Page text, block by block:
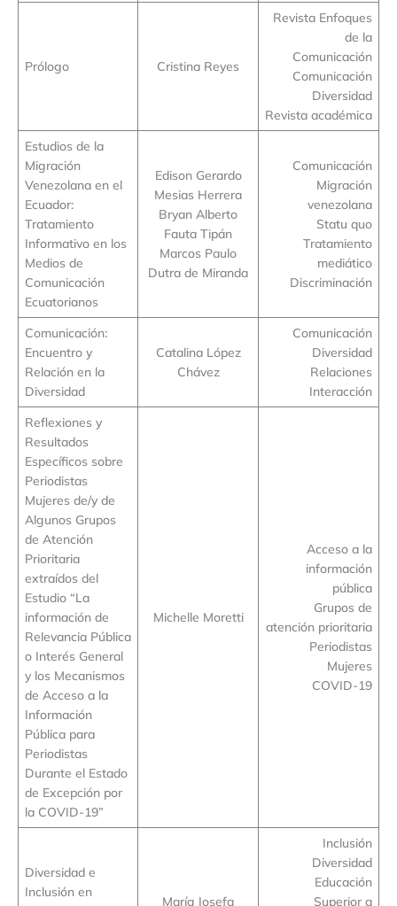
Prólogo Cristina Reyes
Revista Enfoques
de la
Comunicación
Comunicación
Diversidad
Revista académica
Estudios de la
Migración
Venezolana en el
Ecuador:
Tratamiento
Informativo en los
Medios de
Comunicación
Ecuatorianos
Edison Gerardo
Mesias Herrera
Bryan Alberto
Fauta Tipán
Marcos Paulo
Dutra de Miranda
Comunicación
Migración
venezolana
Statu quo
Tratamiento
mediático
Discriminación
Comunicación:
Encuentro y
Relación en la
Diversidad
Catalina López
Chávez
Comunicación
Diversidad
Relaciones
Interacción
Reflexiones y
Resultados
Específicos sobre
Periodistas
Mujeres de/y de
Algunos Grupos
de Atención
Prioritaria
extraídos del
Estudio “La
información de
Relevancia Pública
o Interés General
y los Mecanismos
de Acceso a la
Información
Pública para
Periodistas
Durante el Estado
de Excepción por
la COVID-19”
Michelle Moretti
Acceso a la
información
pública
Grupos de
atención prioritaria
Periodistas
Mujeres
COVID-19
Diversidad e
Inclusión en
María Josefa
Inclusión
Diversidad
Educación
Superior a